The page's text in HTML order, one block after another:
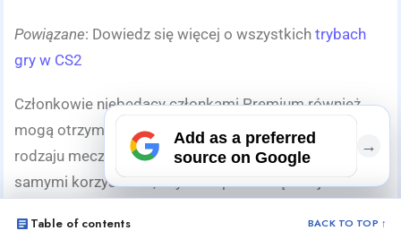
Add as a preferred
source on Google
→
Powiązane: Dowiedz się więcej o wszystkich trybach
gry w CS2
Członkowie niebędący członkami Premium również
mogą otrzymywać zrzuty skrzyń na koniec dowolnego
rodzaju meczu CS2, ale mogą nie cieszyć się tymi
samymi korzyściami, chyba że podniosą swójstatus
w CS2 poza samą emocjonującą rozgrywką.
Table of contents BACK TO TOP ↑